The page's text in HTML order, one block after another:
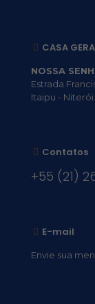
CASA
NOSSA
Estrada
Itaipu - Niterói
Contatos
+55 (21)
E-mail
Envie sua